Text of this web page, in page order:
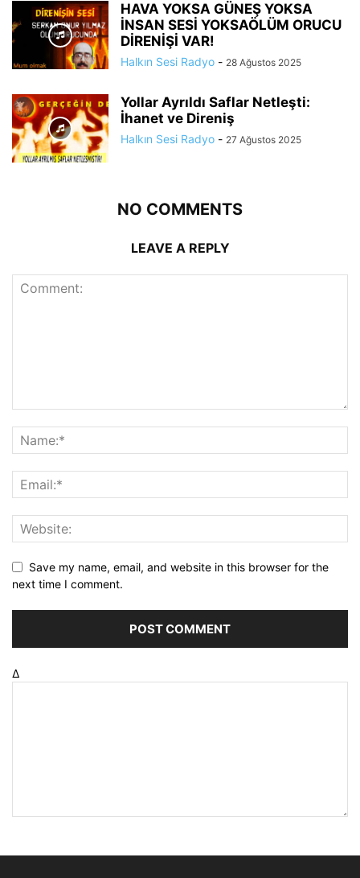
HAVA YOKSA GÜNEŞ YOKSA
İNSAN SESİ YOKSAÖLÜM ORUCU
DİRENİŞİ VAR!
Halkın Sesi Radyo - 28 Ağustos 2025
Yollar Ayrıldı Saflar Netleşti:
İhanet ve Direniş
Halkın Sesi Radyo - 27 Ağustos 2025
NO COMMENTS
LEAVE A REPLY
Save my name, email, and website in this browser for the
next time I comment.
Δ